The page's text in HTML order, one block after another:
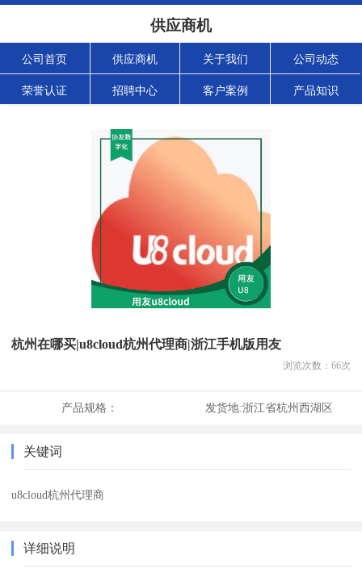
供应商机
公司首页 供应商机 关于我们 公司动态
荣誉认证 招聘中心 客户案例 产品知识
杭州在哪买|u8cloud杭州代理商|浙江手机版用友
浏览次数： 66次
产品规格： 发货地:浙江省杭州西湖区
关键词
u8cloud杭州代理商
详细说明